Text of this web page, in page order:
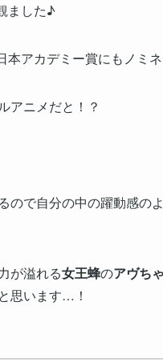
ました♪
アカデミー賞にもノミネ
アニメだと！？
で自分の中の躍動感の
が溢れる女王蜂のアヴち
思います…！